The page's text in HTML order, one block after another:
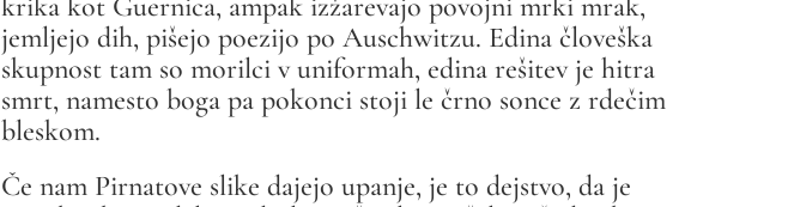
jemljejo dih, pišejo poezijo po Auschwitzu. Edina človeška
skupnost tam so morilci v uniformah, edina rešitev je hitra
smrt, namesto boga pa pokonci stoji le črno sonce z rdečim
bleskom.
Če nam Pirnatove slike dajejo upanje, je to dejstvo, da je